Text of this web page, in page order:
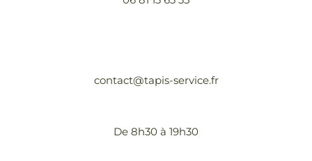
contact@tapis-service.fr
De 8h30 à 19h30